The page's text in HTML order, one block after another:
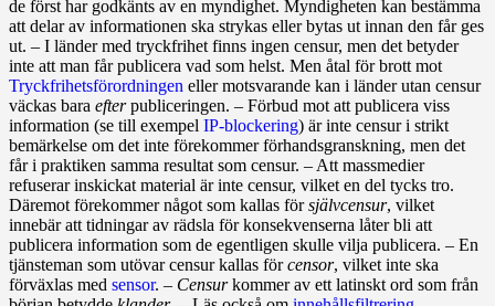
de först har godkänts av en myndighet. Myndig­heten kan bestämma
att delar av informationen ska strykas eller bytas ut innan den får ges
ut. – I länder med tryckfrihet finns ingen censur, men det betyder
inte att man får publicera vad som helst. Men åtal för brott mot
Tryckfrihetsförordningen eller motsvarande kan i länder utan censur
väckas bara efterpubliceringen. – Förbud mot att publicera viss
informa­tion (se till exempel IP‑blockering) är inte censur i strikt
bemärkelse om det inte förekommer förhandsgranskning, men det
får i praktiken samma resultat som censur. – Att massmedier
refuserar inskickat ma­te­ri­al är inte censur, vilket en del tycks tro.
Däremot förekommer något som kallas försjälvcensur, vilket
innebär att tidningar av rädsla för konsekvenserna låter bli att
publicera information som de egentligen skulle vilja publicera. – En
tjänsteman som utövar censur kallas förcensor, vilket inte ska
förväxlas med sensor. – Censurkommer av ett latinskt ord som från